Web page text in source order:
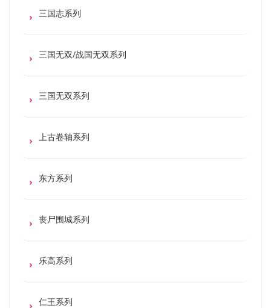
三国志系列
三国无双/战国无双系列
三国无双系列
上古卷轴系列
东方系列
丧尸围城系列
乐高系列
仁王系列